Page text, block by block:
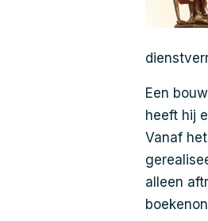
Een
heeft hij
Vanaf
alleen